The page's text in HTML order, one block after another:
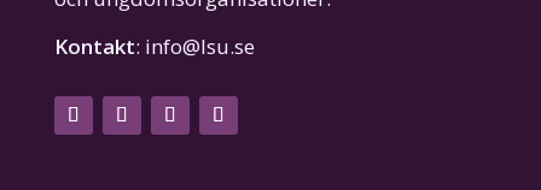
Kontakt: info@lsu.se